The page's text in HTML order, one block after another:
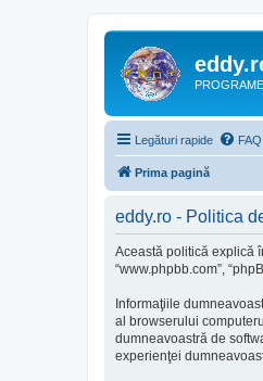
Legături rapide FAQ
Prima pagină
eddy.ro - Politica
Această politică explică
“www.phpbb.com”,
Informaţiile
al browserului
dumneavoastră de
experienţei